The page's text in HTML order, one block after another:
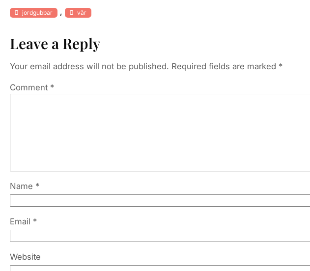
jordgubbar , vår
Leave a Reply
Your email address will not be published. Required fields are marked *
Comment *
Name *
Email *
Website